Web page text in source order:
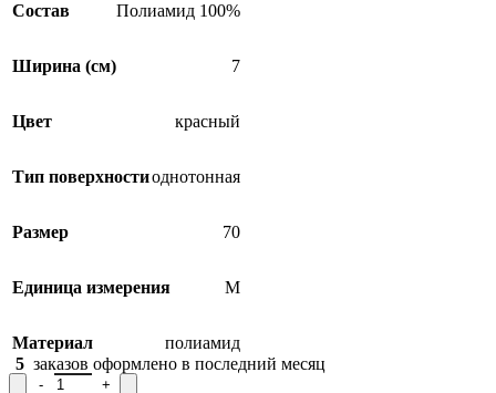
Состав Полиамид 100%
Ширина (см) 7
Цвет красный
Тип поверхностиоднотонная
Размер 70
Единица измерения М
Материал
полиамид
5 заказов оформлено в последний месяц
Количество товара Лента декоративная Р.8699, ширина 7 см